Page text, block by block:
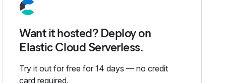
Want it hosted? Deploy on
Elastic Cloud Serverless.
Try it out for free for 14 days — no credit
card required.